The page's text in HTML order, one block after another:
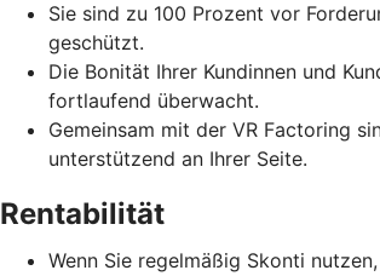
Sie sind zu 100 Prozent vor
geschützt.
Die Bonität Ihrer Kundinnen und
fortlaufend überwacht.
Gemeinsam mit der VR Factoring
unterstützend an Ihrer Seite.
Rentabilität
Wenn Sie regelmäßig Skonti